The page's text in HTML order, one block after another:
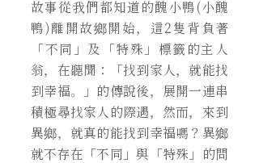
故事從我們都知道的醜小鴨(小醜
鴨)離開故鄉開始，這2隻背負著
「不同」及「特殊」標籤的主人
翁，在聽聞：「找到家人，就能找
到幸福。」的傳說後，展開一連串
積極尋找家人的際遇，然而，來到
異鄉，就真的能找到幸福嗎？異鄉
就不存在「不同」與「特殊」的問